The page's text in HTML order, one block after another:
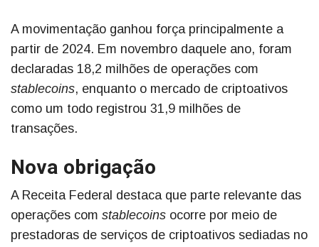
A movimentação ganhou força principalmente a
partir de 2024. Em novembro daquele ano, foram
declaradas 18,2 milhões de operações com
stablecoins, enquanto o mercado de criptoativos
como um todo registrou 31,9 milhões de
transações.
Nova obrigação
A Receita Federal destaca que parte relevante das
operações com stablecoins ocorre por meio de
prestadoras de serviços de criptoativos sediadas no